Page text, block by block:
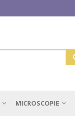
MICROSCOPIE